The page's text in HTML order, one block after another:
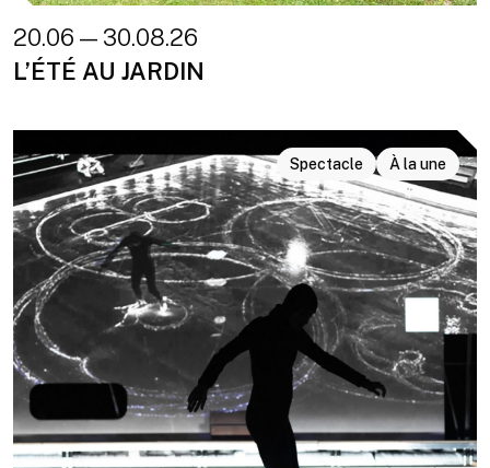
20.06 — 30.08.26
L’ÉTÉ AU JARDIN
Spectacle À la une